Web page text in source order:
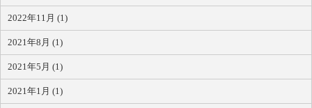
2022年11月 (1)
2021年8月 (1)
2021年5月 (1)
2021年1月 (1)